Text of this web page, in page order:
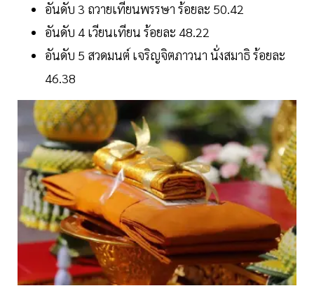
อันดับ 3 ถวายเทียนพรรษา ร้อยละ 50.42
อันดับ 4 เวียนเทียน ร้อยละ 48.22
อันดับ 5 สวดมนต์ เจริญจิตภาวนา นั่งสมาธิ ร้อยละ
46.38